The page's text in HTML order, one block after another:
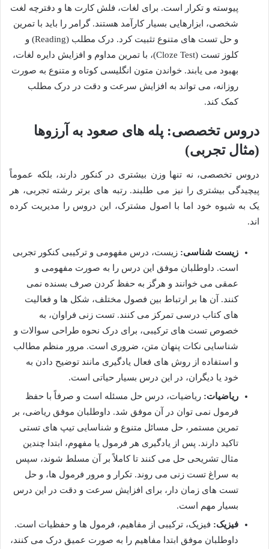
پیوسته و تکرار است. برای لغات، فلش کارت ها و دفترچه لغت
شخصی، ابزارهایی بسیار کارآمد هستند. گرامر را باید با تمرین
و حل تست های متنوع تثبیت کرد. درک مطلب (Reading) و
کلوز تست (Cloze Test)، با تمرین مداوم و افزایش دایره لغات،
بهبود می یابند. خواندن متون انگلیسی کوتاه و متنوع به صورت
روزانه، می تواند به افزایش سرعت و دقت در درک مطلب
کمک کند.
دروس تخصصی: پله های صعود به آرزوها
(مثال تجربی)
دروس تخصصی، نه تنها وزن بیشتری در کنکور دارند، بلکه عموماً
پیچیدگی بیشتری را نیز می طلبند. رتبه های برتر رشته تجربی، هر
یک به شیوه خود اما با اصول مشترک، این دروس را مدیریت کرده
اند.
زیست شناسی: زیست، درس مفهومی و ترکیبی کنکور تجربی
است. داوطلبان موفق این درس را به صورت مفهومی و
عمقی می خوانند و هرگز به حفظ کردن صرف بسنده نمی
کنند. آن ها بر ارتباط بین فصول مختلف، شکل ها و فعالیت
های کتاب درسی تمرکز می کنند. تست زنی فراوان، به
خصوص تست های ترکیبی، برای درک نحوه طراحی سوالات و
شناسایی نکات پنهان متن، ضروری است. مرور منظم مطالب
و استفاده از روش های فعال یادگیری مانند توضیح دادن به
خود یا دیگران، در این درس بسیار حیاتی است.
ریاضیات: ریاضیات، درس حل مسئله است و صرفاً با حفظ
فرمول نمی توان در آن موفق شد. داوطلبان موفق ریاضی، بر
تمرین مستمر، حل مسائل متنوع و شناسایی تیپ های تستی
تاکید دارند. پس از یادگیری هر فرمول یا مفهوم، ابتدا چندین
مثال تشریحی حل می کنند تا کاملاً بر آن مسلط شوند، سپس
به سراغ تست زنی می روند. تکرار و مرور فرمول ها، و حل
تست های زمان دار، برای افزایش سرعت و دقت در این درس
بسیار مهم است.
فیزیک: فیزیک، ترکیبی از مفاهیم، فرمول ها و حفظیات است.
داوطلبان موفق ابتدا مفاهیم را به صورت عمیق درک می کنند،